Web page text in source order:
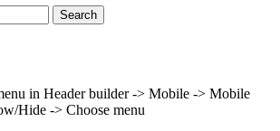
Search
in Header builder -> Mobile -> Mobile
Hide -> Choose menu